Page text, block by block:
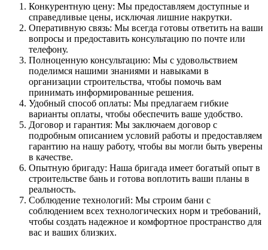
Конкурентную цену: Мы предоставляем доступные и
справедливые цены, исключая лишние накрутки.
Оперативную связь: Мы всегда готовы ответить на ваши
вопросы и предоставить консультацию по почте или
телефону.
Полноценную консультацию: Мы с удовольствием
поделимся нашими знаниями и навыками в
организации строительства, чтобы помочь вам
принимать информированные решения.
Удобный способ оплаты: Мы предлагаем гибкие
варианты оплаты, чтобы обеспечить ваше удобство.
Договор и гарантия: Мы заключаем договор с
подробным описанием условий работы и предоставляем
гарантию на нашу работу, чтобы вы могли быть уверены
в качестве.
Опытную бригаду: Наша бригада имеет богатый опыт в
строительстве бань и готова воплотить ваши планы в
реальность.
Соблюдение технологий: Мы строим бани с
соблюдением всех технологических норм и требований,
чтобы создать надежное и комфортное пространство для
вас и ваших близких.